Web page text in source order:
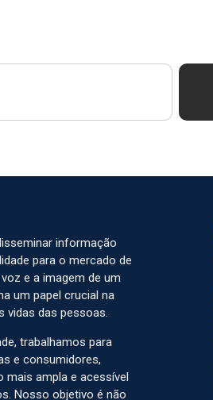
informação
para o mercado de
e a imagem de um
um papel crucial na
vidas das pessoas.
trabalhamos para
e consumidores,
mais ampla e acessível
Nosso objetivo é não